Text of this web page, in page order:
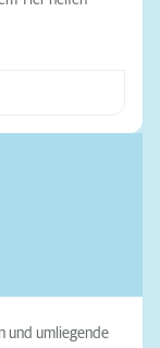
und umliegende